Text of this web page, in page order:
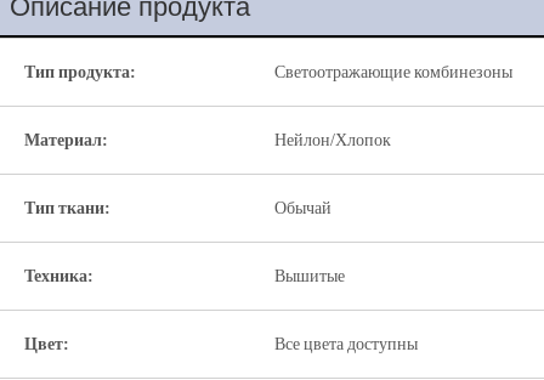
Описание продукта
Тип продукта: Светоотражающие комбинезоны
Материал: Нейлон/Хлопок
Тип ткани: Обычай
Техника: Вышитые
Цвет: Все цвета доступны